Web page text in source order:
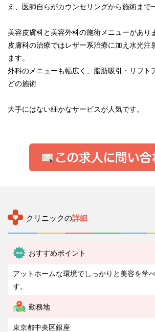
え、医師自らがカウンセリングから施術まで
美容皮膚科と美容外科の施術メニューがあり
皮膚科の治療ではレザー系治療に加え水光注
ます。
外科のメニューも幅広く、脂肪吸引・リフト
どの施術
大手にはない細かなサービスが人気です。
クリニックの詳細
おすすめポイント
アットホームな環境でしっかりと美容を学
す。
勤務地
東京都中央区銀座